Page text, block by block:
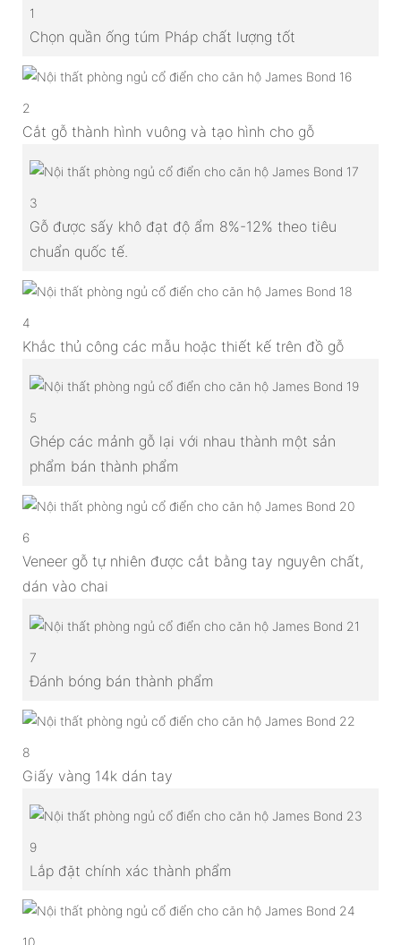
1
Chọn quần ống túm Pháp chất lượng tốt
2
Cắt gỗ thành hình vuông và tạo hình cho gỗ
3
Gỗ được sấy khô đạt độ ẩm 8%-12% theo tiêu
chuẩn quốc tế.
4
Khắc thủ công các mẫu hoặc thiết kế trên đồ gỗ
5
Ghép các mảnh gỗ lại với nhau thành một sản
phẩm bán thành phẩm
6
Veneer gỗ tự nhiên được cắt bằng tay nguyên chất,
dán vào chai
7
Đánh bóng bán thành phẩm
8
Giấy vàng 14k dán tay
9
Lắp đặt chính xác thành phẩm
10